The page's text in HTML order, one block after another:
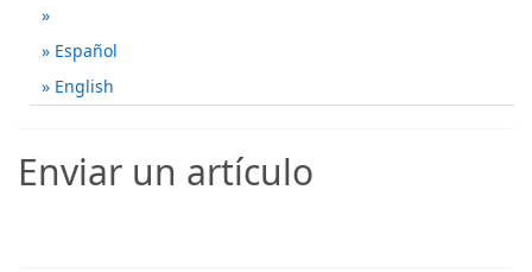
Español
English
Enviar un artículo